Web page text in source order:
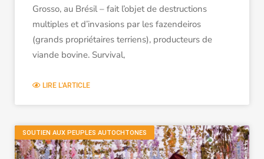
Grosso, au Brésil – fait l’objet de destructions
multiples et d’invasions par les fazendeiros
(grands propriétaires terriens), producteurs de
viande bovine. Survival,
LIRE L'ARTICLE
SOUTIEN AUX PEUPLES AUTOCHTONES